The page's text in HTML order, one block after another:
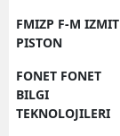
FMIZP F-M IZMIT
PISTON
FONET FONET
BILGI
TEKNOLOJILERI